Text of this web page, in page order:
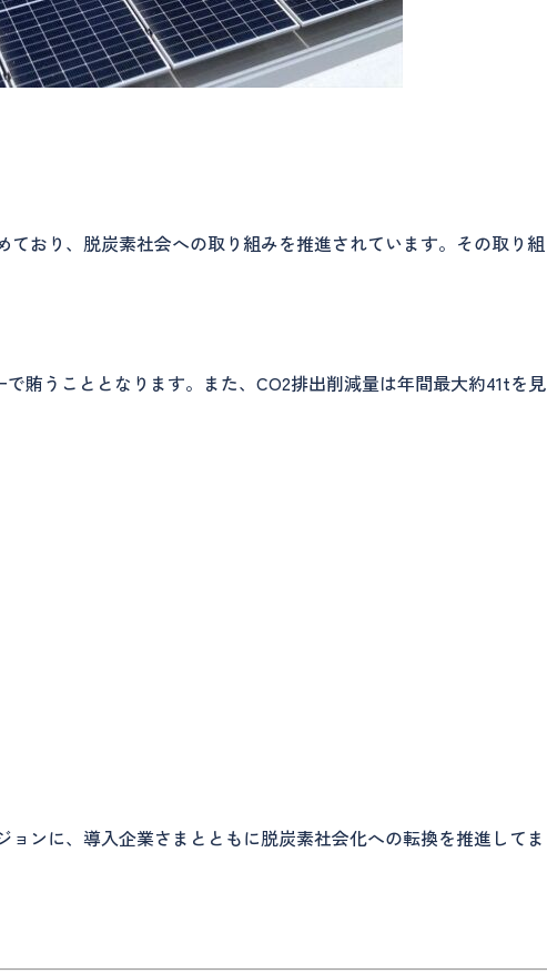
おり、脱炭素社会への取り組みを推進されています。その取り組
賄うこととなります。また、CO2排出削減量は年間最大約41tを見
ンに、導入企業さまとともに脱炭素社会化への転換を推進してま